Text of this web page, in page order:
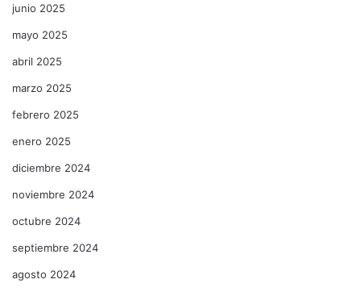
junio 2025
mayo 2025
abril 2025
marzo 2025
febrero 2025
enero 2025
diciembre 2024
noviembre 2024
octubre 2024
septiembre 2024
agosto 2024